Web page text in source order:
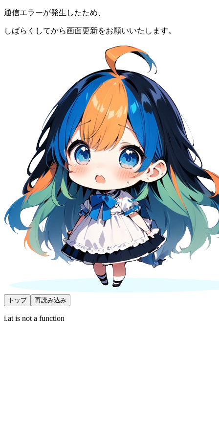
通信エラーが発生したため、
しばらくしてから画面更新をお願いいたします。
トップ 再読み込み
i.at is not a function